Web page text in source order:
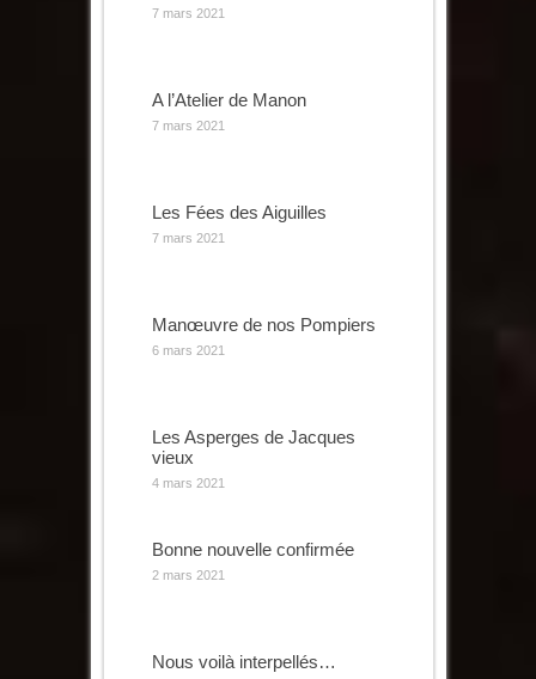
7 mars 2021
A l’Atelier de Manon
7 mars 2021
Les Fées des Aiguilles
7 mars 2021
Manœuvre de nos Pompiers
6 mars 2021
Les Asperges de Jacques
vieux
4 mars 2021
Bonne nouvelle confirmée
2 mars 2021
Nous voilà interpellés…